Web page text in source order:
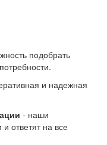
подобрать
и надежная
- наши
ответят на все